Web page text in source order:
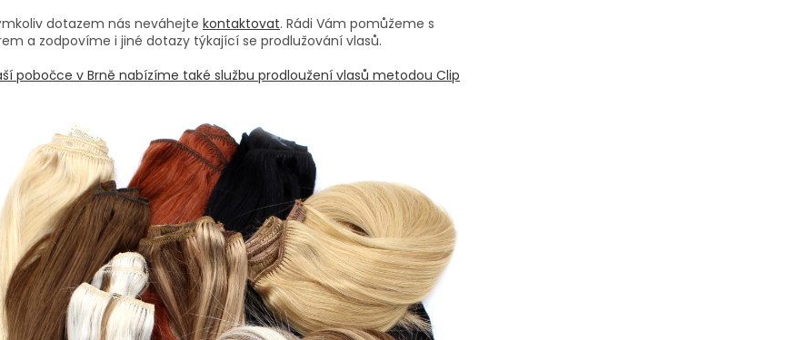
dotazem nás neváhejte kontaktovat. Rádi Vám pomůžeme s
a zodpovíme i jiné dotazy týkající se prodlužování vlasů.
pobočce v Brně nabízíme také službu prodloužení vlasů metodou Clip